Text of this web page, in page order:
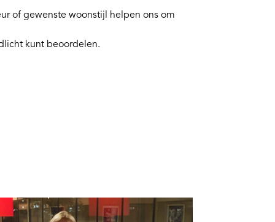
of gewenste woonstijl helpen ons om
kunt beoordelen.